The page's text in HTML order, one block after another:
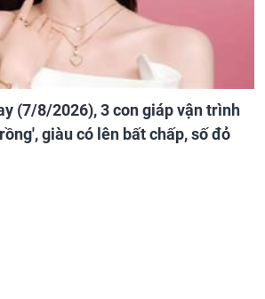
(7/8/2026), 3 con giáp vận trình
giàu có lên bất chấp, số đỏ